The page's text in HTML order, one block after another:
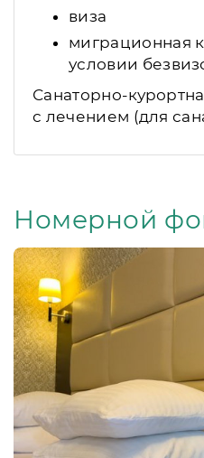
виза
миграционная
условии
Санаторно-
с лечением (для
Номерной